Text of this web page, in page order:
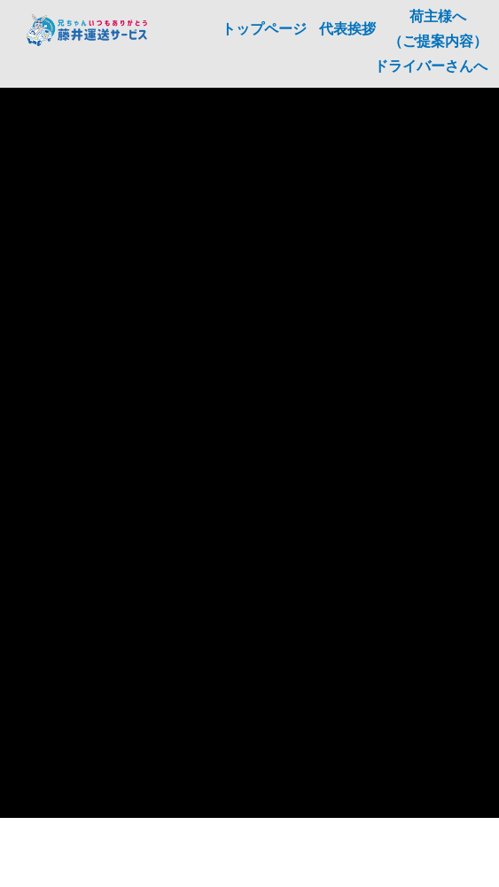
トップページ 代表挨拶
荷主様へ
（ご提案内容）
ドライバーさんへ